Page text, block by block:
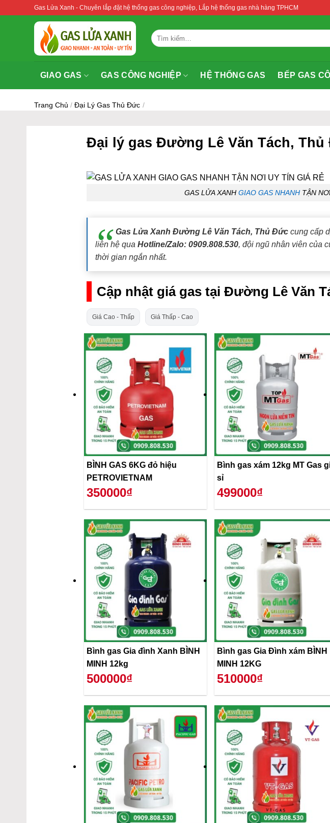
Gas Lửa Xanh - Chuyên lắp đặt hệ thống gas công nghiệp, Lắp hệ thống gas nhà hàng TPHCM
Tìm
kiếm:
GIAO GAS GAS CÔNG NGHIỆP HỆ THỐNG GAS BẾP GAS
Trang Chủ / Đại Lý Gas Thủ Đức /
Đại lý gas Đường Lê Văn Tách,
GAS LỬA XANH GIAO GAS NHANHTẬN
Gas Lửa Xanh Đường Lê Văn Tách, Thủ Đức cung cấp
liên hệ quaHotline/Zalo: 0909.808.530, đội ngũ nhân viên của
thời gian ngắn nhất.
Cập nhật giá gas tại Đường Lê Văn
Giá Cao - Thấp Giá Thấp - Cao
BÌNH GAS 6KG đỏ hiệu
PETROVIETNAM
350000₫
Bình gas xám 12kg MT Gas
sỉ
499000₫
Bình gas Gia đình Xanh BÌNH
MINH 12kg
500000₫
Bình gas Gia Đình xám BÌNH
MINH 12KG
510000₫